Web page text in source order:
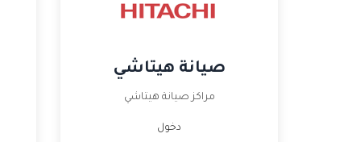
صيانة هيتاشي
مراكز صيانة هيتاشي
دخول